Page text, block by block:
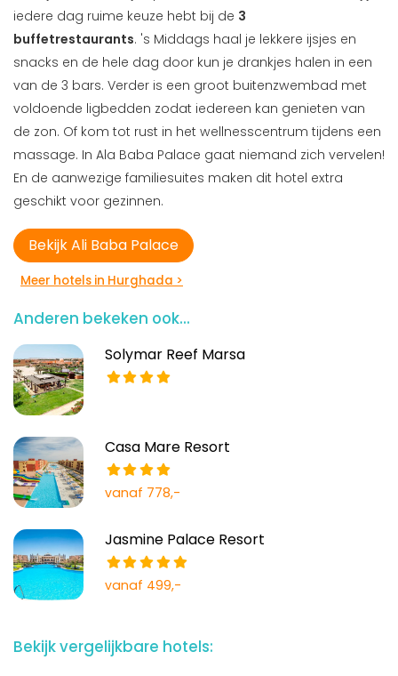
iedere dag ruime keuze hebt bij de 3
buffetrestaurants. 's Middags haal je lekkere ijsjes en
snacks en de hele dag door kun je drankjes halen in een
van de 3 bars. Verder is een groot buitenzwembad met
voldoende ligbedden zodat iedereen kan genieten van
de zon. Of kom tot rust in het wellnesscentrum tijdens een
massage. In Ala Baba Palace gaat niemand zich vervelen!
En de aanwezige familiesuites maken dit hotel extra
geschikt voor gezinnen.
Bekijk Ali Baba Palace
Meer hotels in Hurghada >
Anderen bekeken ook...
Solymar Reef Marsa
Casa Mare Resort
vanaf 778,-
Jasmine Palace Resort
vanaf 499,-
Bekijk vergelijkbare hotels: